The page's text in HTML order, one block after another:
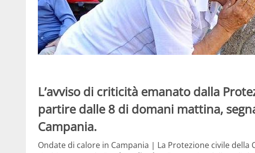
L’avviso di criticità emanato dalla
partire dalle 8 di domani mattina,
Campania.
Ondate di calore in Campania | La Protezione civile